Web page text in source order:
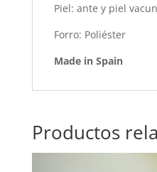
Piel: ante y piel
Forro: Poliéster
Made in Spain
Productos